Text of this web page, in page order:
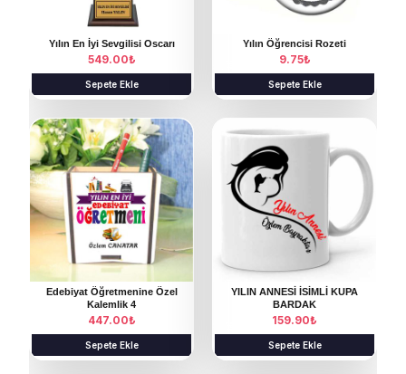
Yılın En İyi Sevgilisi Oscarı
549.00₺
Sepete Ekle
Yılın Öğrencisi Rozeti
9.75₺
Sepete Ekle
Edebiyat Öğretmenine Özel
Kalemlik 4
447.00₺
Sepete Ekle
YILIN ANNESİ İSİMLİ KUPA
BARDAK
159.90₺
Sepete Ekle